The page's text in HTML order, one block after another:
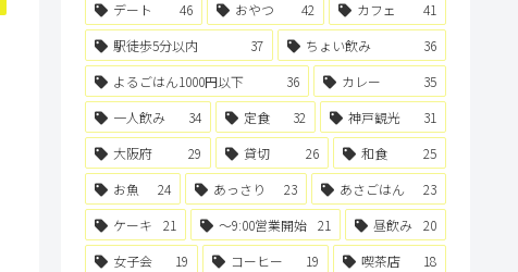
デート
46 おやつ 42 カフェ
41
駅徒歩5分以内
37 ちょい飲み
36
よるごはん1000円以下
36 カレー
35
一人飲み
34 定食 32 神戸観光
31
大阪府
29 貸切 26 和食
25
お魚
24 あっさり 23 あさごはん
23
ケーキ
21 〜9:00営業開始 21 昼飲み
20
女子会
19 コーヒー 19 喫茶店
18